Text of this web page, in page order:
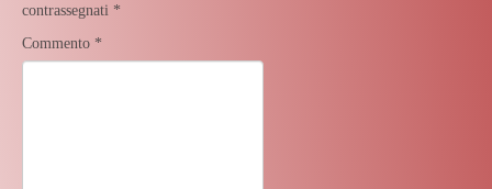
contrassegnati *
Commento *